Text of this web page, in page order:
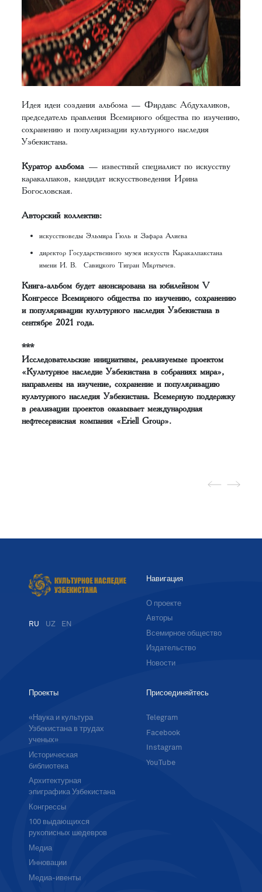
Идея идеи создания альбома — Фирдавс Абдухаликов,
председатель правления Всемирного общества по изучению,
сохранению и популяризации культурного наследия
Узбекистана.
Куратор альбома — известный специалист по искусству
каракалпаков, кандидат искусствоведения Ирина
Богословская.
Авторский коллектив:
искусствоведы Эльмира Гюль и Зафара Алиева
директор Государственного музея искусств Каракалпакстана
имени И. В. Савицкого Тигран Мкртычев.
Книга-альбом будет анонсирована на юбилейном V
Конгрессе Всемирного общества по изучению, сохранению
и популяризации культурного наследия Узбекистана в
сентябре 2021 года.
***
Исследовательские инициативы, реализуемые проектом
«Культурное наследие Узбекистана в собраниях мира»,
направлены на изучение, сохранение и популяризацию
культурного наследия Узбекистана. Всемерную поддержку
в реализации проектов оказывает международная
нефтесервисная компания «Eriell Group».
RU UZ EN
Навигация
О проекте
Авторы
Всемирное общество
Издательство
Новости
Проекты
«Наука и культура
Узбекистана в трудах
ученых»
Историческая
библиотека
Архитектурная
эпиграфика Узбекистана
Конгрессы
100 выдающихся
рукописных шедевров
Медиа
Инновации
Медиа-ивенты
Присоединяйтесь
Telegram
Facebook
Instagram
YouTube